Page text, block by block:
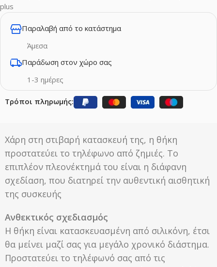
plus
Παραλαβή από το κατάστημα
Άμεσα
Παράδωση στον χώρο σας
1-3 ημέρες
Τρόποι πληρωμής:
Χάρη στη στιβαρή κατασκευή της, η θήκη
προστατεύει το τηλέφωνο από ζημιές. Το
επιπλέον πλεονέκτημά του είναι η διάφανη
σχεδίαση, που διατηρεί την αυθεντική αισθητική
της συσκευής
Ανθεκτικός σχεδιασμός
Η θήκη είναι κατασκευασμένη από σιλικόνη, έτσι
θα μείνει μαζί σας για μεγάλο χρονικό διάστημα.
Προστατεύει το τηλέφωνό σας από τις